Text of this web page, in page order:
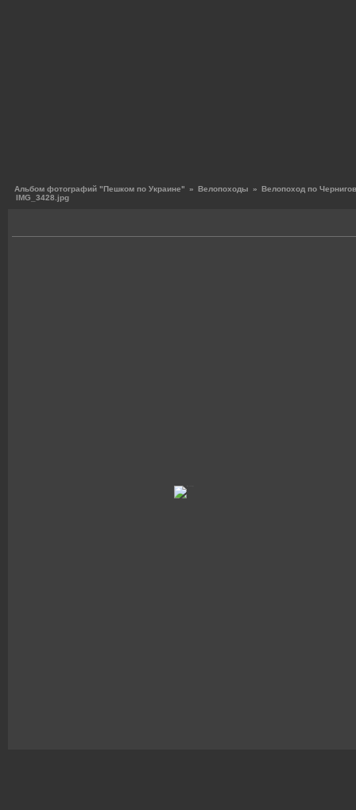
Альбом фотографий "Пешком по Украине" » Велопоходы » Велопоход по
IMG_3428.jpg